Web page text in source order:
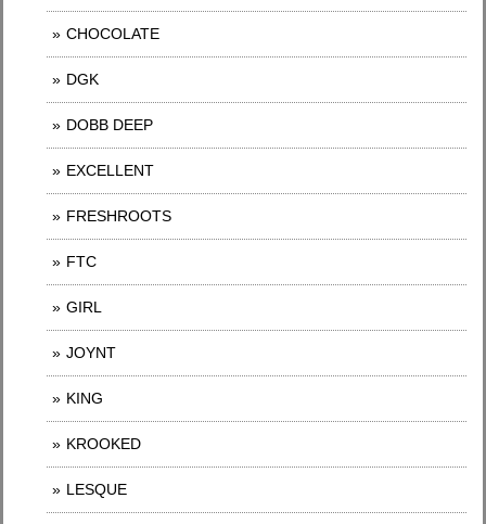
CHOCOLATE
DGK
DOBB DEEP
EXCELLENT
FRESHROOTS
FTC
GIRL
JOYNT
KING
KROOKED
LESQUE